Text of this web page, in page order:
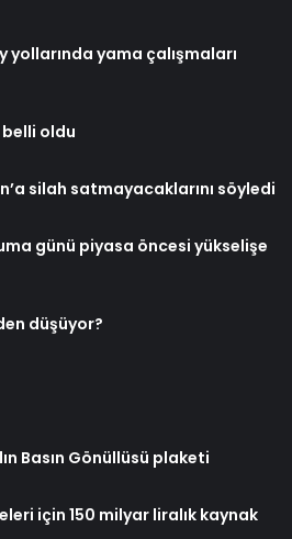
yollarında yama çalışmaları
oldu
silah satmayacaklarını söyledi
günü piyasa öncesi yükselişe
düşüyor?
Basın Gönüllüsü plaketi
için 150 milyar liralık kaynak